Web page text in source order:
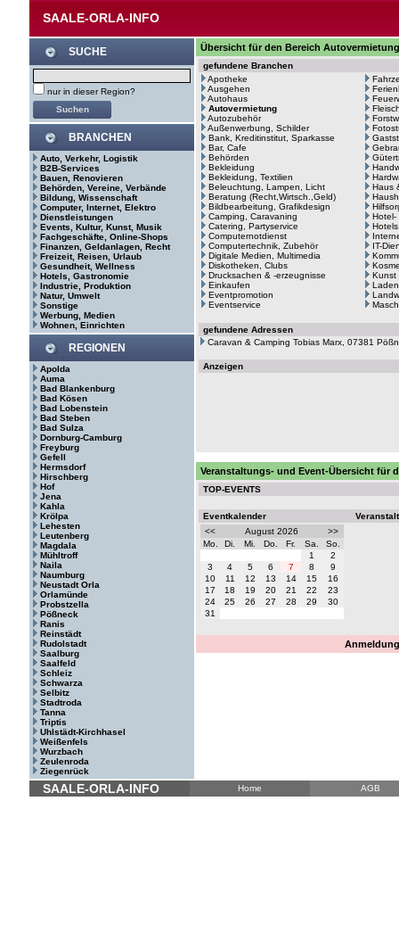
SAALE-ORLA-INFO
SUCHE
nur in dieser Region?
BRANCHEN
Auto, Verkehr, Logistik
B2B-Services
Bauen, Renovieren
Behörden, Vereine, Verbände
Bildung, Wissenschaft
Computer, Internet, Elektro
Dienstleistungen
Events, Kultur, Kunst, Musik
Fachgeschäfte, Online-Shops
Finanzen, Geldanlagen, Recht
Freizeit, Reisen, Urlaub
Gesundheit, Wellness
Hotels, Gastronomie
Industrie, Produktion
Natur, Umwelt
Sonstige
Werbung, Medien
Wohnen, Einrichten
REGIONEN
Apolda
Auma
Bad Blankenburg
Bad Kösen
Bad Lobenstein
Bad Steben
Bad Sulza
Dornburg-Camburg
Freyburg
Gefell
Hermsdorf
Hirschberg
Hof
Jena
Kahla
Krölpa
Lehesten
Leutenberg
Magdala
Mühltroff
Naila
Naumburg
Neustadt Orla
Orlamünde
Probstzella
Pößneck
Ranis
Reinstädt
Rudolstadt
Saalburg
Saalfeld
Schleiz
Schwarza
Selbitz
Stadtroda
Tanna
Triptis
Uhlstädt-Kirchhasel
Weißenfels
Wurzbach
Zeulenroda
Ziegenrück
Übersicht für den Bereich
gefundene Branchen
Apotheke
Ausgehen
Autohaus
Autovermietung
Autozubehör
Außenwerbung, Schilder
Bank, Kreditinstitut, Sparkasse
Bar, Cafe
Behörden
Bekleidung
Bekleidung, Textilien
Beleuchtung, Lampen, Licht
Beratung (Recht,Wirtsch.,Geld)
Bildbearbeitung, Grafikdesign
Camping, Caravaning
Catering, Partyservice
Computernotdienst
Computertechnik, Zubehör
Digitale Medien, Multimedia
Diskotheken, Clubs
Drucksachen & -erzeugnisse
Einkaufen
Eventpromotion
Eventservice
Haus
Hotel-
IT-
Kunst
gefundene Adressen
Caravan & Camping Tobias Marx, 07381
Anzeigen
Veranstaltungs- und Event-Übersicht für
TOP-EVENTS
Eventkalender
<<
August 2026
>>
Mo.
Di. Mi. Do. Fr. Sa.
So.
1
2
3
4 5 6 7 8
9
10
11 12 13 14 15
16
17
18 19 20 21 22
23
24
25 26 27 28 29
30
31
SAALE-ORLA-INFO Home AGB